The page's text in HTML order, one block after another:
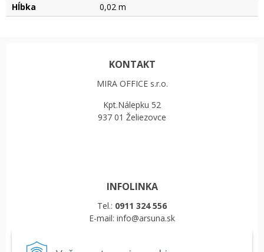
Hĺbka
0,02 m
KONTAKT
MIRA OFFICE s.r.o.
Kpt.Nálepku 52
937 01 Želiezovce
INFOLINKA
Tel.: 0911 324 556
E-mail: info@arsuna.sk